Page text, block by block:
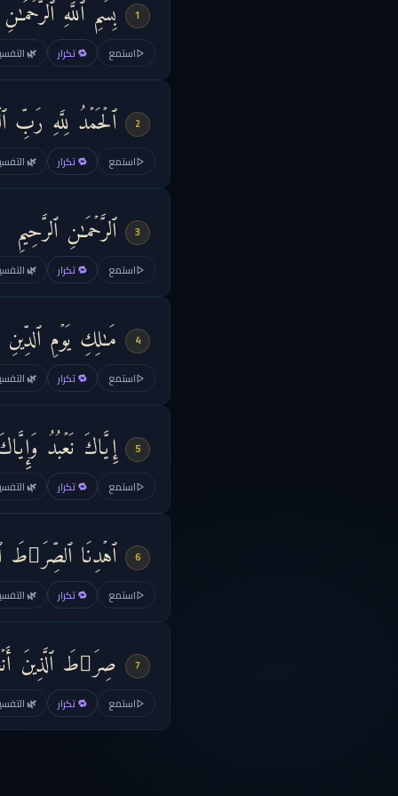
1
استمع 🔁 تكرار 🌿
2 ٱلۡحَمۡدُ لِلَّهِ رَبِّ
استمع 🔁 تكرار 🌿
3 ٱلرَّحۡمَـٰنِ ٱلرَّحِیمِ
استمع 🔁 تكرار 🌿
4 مَـٰلِكِ یَوۡمِ ٱلدِّینِ
استمع 🔁 تكرار 🌿
5 إِیَّاكَ نَعۡبُدُ
استمع 🔁 تكرار 🌿
6 ٱهۡدِنَا ٱلصِّرَ ٰ⁠طَ
استمع 🔁 تكرار 🌿
7 صِرَ ٰ⁠طَ ٱلَّذِینَ
استمع 🔁 تكرار 🌿